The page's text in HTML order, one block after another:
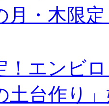
月・木限
！エンビ
土台作り